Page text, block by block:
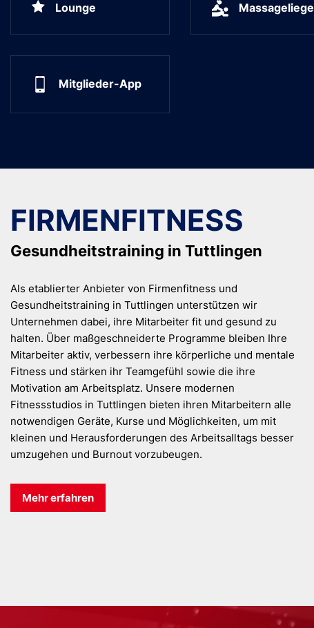
Lounge Massageliege
Mitglieder-App
FIRMENFITNESS
Gesundheitstraining in Tuttlingen
Als etablierter Anbieter von Firmenfitness und
Gesundheitstraining in Tuttlingen unterstützen wir
Unternehmen dabei, ihre Mitarbeiter fit und gesund zu
halten. Über maßgeschneiderte Programme bleiben Ihre
Mitarbeiter aktiv, verbessern ihre körperliche und mentale
Fitness und stärken ihr Teamgefühl sowie die ihre
Motivation am Arbeitsplatz. Unsere modernen
Fitnessstudios in Tuttlingen bieten ihren Mitarbeitern alle
notwendigen Geräte, Kurse und Möglichkeiten, um mit
kleinen und Herausforderungen des Arbeitsalltags besser
umzugehen und Burnout vorzubeugen.
Mehr erfahren